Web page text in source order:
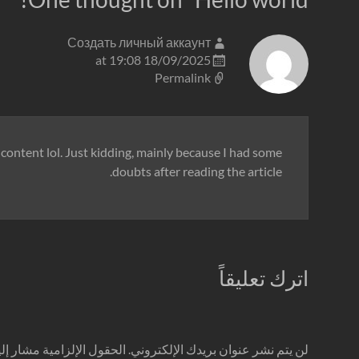
Создать личный аккаунт
18/09/2025 at 19:08
Permalink
lol. Just kidding, mainly because I had some
doubts after reading the article.
اترك تعليقاً
لن يتم نشر عنوان بريدك الإلكتروني. الحقول الإلزامية مشار